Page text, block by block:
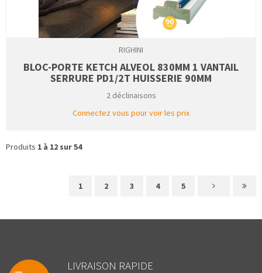
RIGHINI
BLOC-PORTE KETCH ALVEOL 830MM 1 VANTAIL
SERRURE PD1/2T HUISSERIE 90MM
2 déclinaisons
Connectez vous pour voir les prix
Produits 1 à 12 sur 54
1 2 3 4 5
LIVRAISON RAPIDE